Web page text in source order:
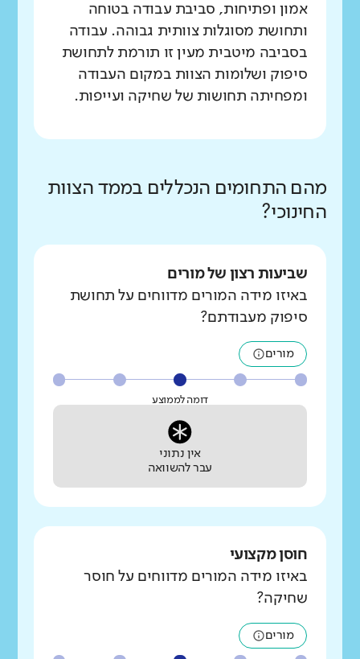
אמון ופתיחות, סביבת עבודה בטוחה
ותחושת מסוגלות צוותית גבוהה. עבודה
בסביבה מיטבית מעין זו תורמת לתחושת
סיפוק ושלומות הצוות במקום העבודה
ומפחיתה תחושות של שחיקה ועייפות.
מהם התחומים הנכללים בממד הצוות
החינוכי?
שביעות רצון של מורים
באיזו מידה המורים מדווחים על תחושת
סיפוק מעבודתם?
מורים
דומה לממוצע
אין נתוני
עבר להשוואה
חוסן מקצועי
באיזו מידה המורים מדווחים על חוסר
שחיקה?
מורים